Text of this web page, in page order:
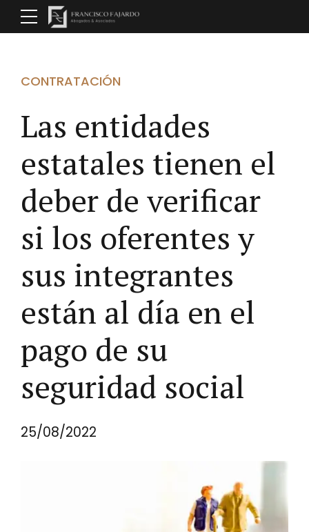
CONTRATACIÓN
Las entidades
estatales tienen el
deber de verificar
si los oferentes y
sus integrantes
están al día en el
pago de su
seguridad social
25/08/2022